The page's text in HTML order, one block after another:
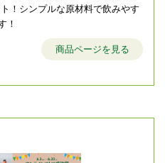
！シンプルな原材料で飲みやす
！
商品ページを見る